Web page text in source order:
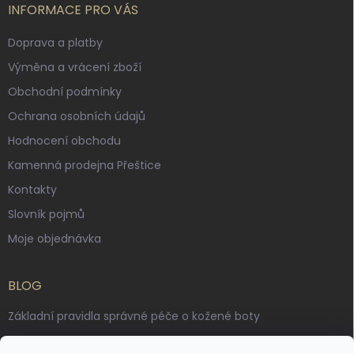
INFORMACE PRO VÁS
Doprava a platby
Výměna a vrácení zboží
Obchodní podmínky
Ochrana osobních údajů
Hodnocení obchodu
Kamenná prodejna Přeštice
Kontakty
Slovník pojmů
Moje objednávka
BLOG
Základní pravidla správné péče o kožené boty